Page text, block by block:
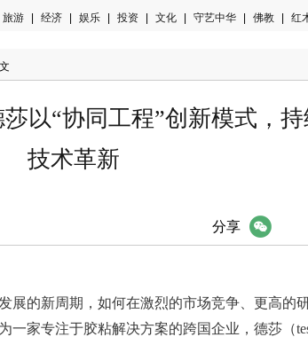
旅游 经济 娱乐 投资 文化 守艺中华 佛教 红
以“协同工程”创新模式，
技术革新
分享
展的新周期，如何在激烈的市场竞争、更高的
一家专注于胶粘解决方案的跨国企业，德莎（